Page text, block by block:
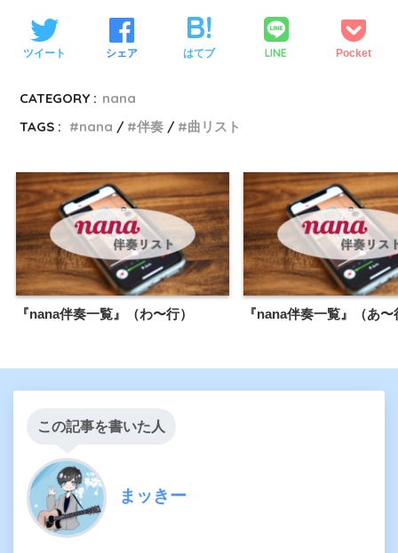
ツイート シェア はてブ LINE Pocket
CATEGORY : nana
TAGS :
nana 伴奏 曲リスト
『nana伴奏一覧』（わ〜行） 『nana伴奏一覧』（あ〜
この記事を書いた人
まッきー